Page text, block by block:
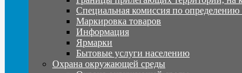
Специальная комиссия по
Маркировка товаров
Информация
Ярмарки
Бытовые услуги населению
Охрана окружающей среды